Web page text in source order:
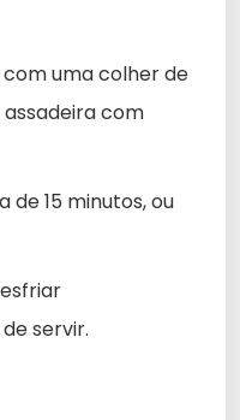
uma colher de
com
de 15 minutos, ou
servir.